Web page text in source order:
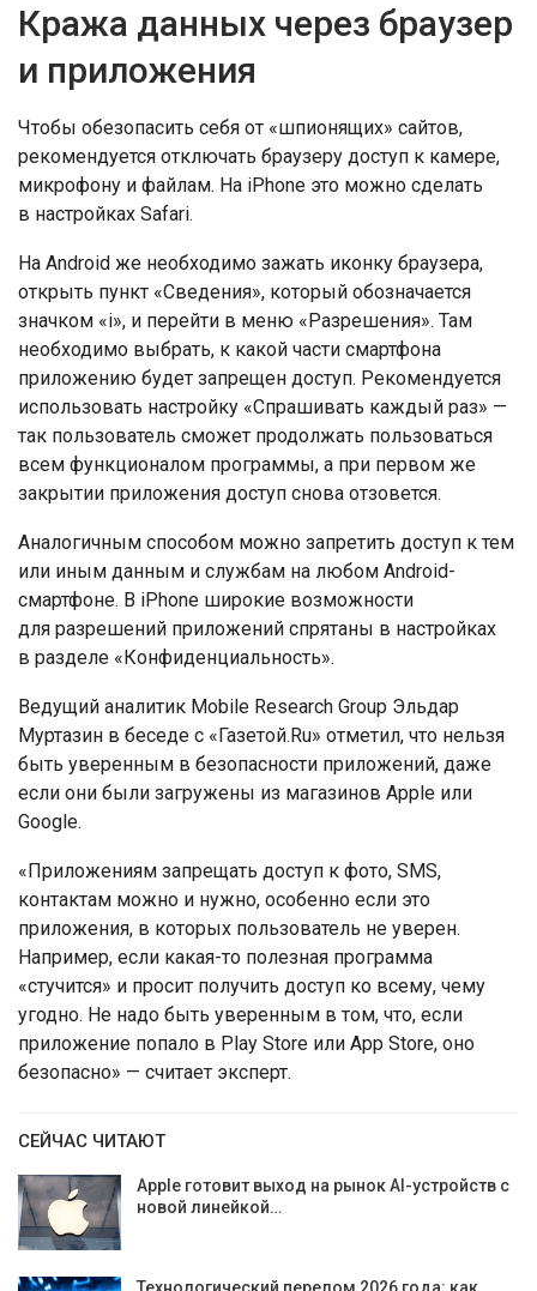
Кража данных через браузер
и приложения
Чтобы обезопасить себя от «шпионящих» сайтов,
рекомендуется отключать браузеру доступ к камере,
микрофону и файлам. На iPhone это можно сделать
в настройках Safari.
На Android же необходимо зажать иконку браузера,
открыть пункт «Сведения», который обозначается
значком «i», и перейти в меню «Разрешения». Там
необходимо выбрать, к какой части смартфона
приложению будет запрещен доступ. Рекомендуется
использовать настройку «Спрашивать каждый раз» —
так пользователь сможет продолжать пользоваться
всем функционалом программы, а при первом же
закрытии приложения доступ снова отзовется.
Аналогичным способом можно запретить доступ к тем
или иным данным и службам на любом Android-
смартфоне. В iPhone широкие возможности
для разрешений приложений спрятаны в настройках
в разделе «Конфиденциальность».
Ведущий аналитик Mobile Research Group Эльдар
Муртазин в беседе с «Газетой.Ru» отметил, что нельзя
быть уверенным в безопасности приложений, даже
если они были загружены из магазинов Apple или
Google.
«Приложениям запрещать доступ к фото, SMS,
контактам можно и нужно, особенно если это
приложения, в которых пользователь не уверен.
Например, если какая-то полезная программа
«стучится» и просит получить доступ ко всему, чему
угодно. Не надо быть уверенным в том, что, если
приложение попало в Play Store или App Store, оно
безопасно» — считает эксперт.
СЕЙЧАС ЧИТАЮТ
Apple готовит выход на рынок AI-устройств с
новой линейкой…